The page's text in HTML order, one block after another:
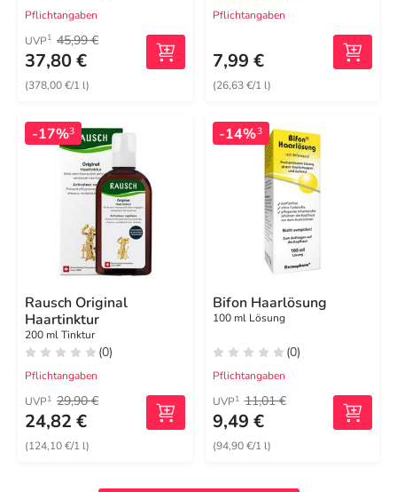
Pflichtangaben
UVP1 45,99 €
37,80 €
(378,00 €/1 l)
Pflichtangaben
7,99 €
(26,63 €/1 l)
-17%3
Rausch Original
Haartinktur
200 ml Tinktur
(0)
Pflichtangaben
UVP1 29,90 €
24,82 €
(124,10 €/1 l)
-14%3
Bifon Haarlösung
100 ml Lösung
(0)
Pflichtangaben
UVP1 11,01 €
9,49 €
(94,90 €/1 l)